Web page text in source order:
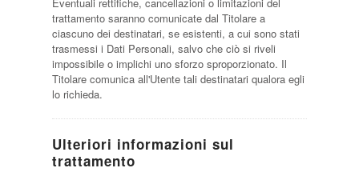
trattamento saranno comunicate dal Titolare a
ciascuno dei destinatari, se esistenti, a cui sono stati
trasmessi i Dati Personali, salvo che ciò si riveli
impossibile o implichi uno sforzo sproporzionato. Il
Titolare comunica all'Utente tali destinatari qualora egli
lo richieda.
Ulteriori informazioni sul
trattamento